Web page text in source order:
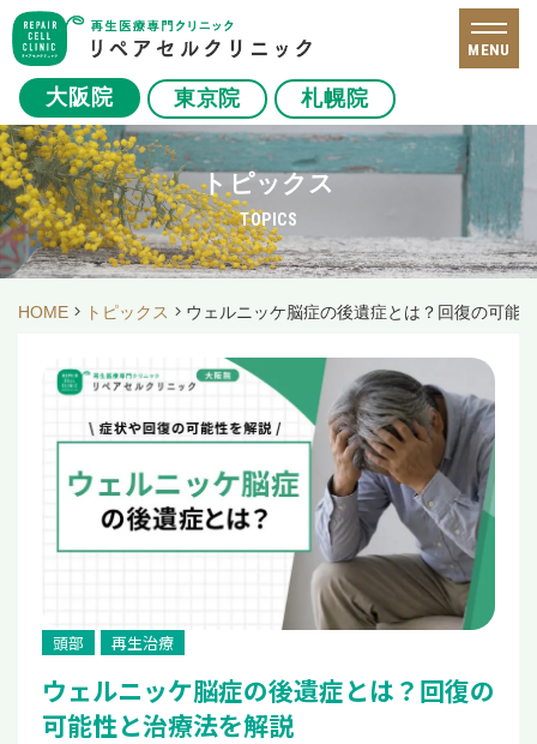
大阪院 東京院 札幌院
MENU
トピックス
TOPICS
HOME トピックス ウェルニッケ脳症の後遺症とは？回復の可能
頭部 再生治療
ウェルニッケ脳症の後遺症とは？回復の
可能性と治療法を解説